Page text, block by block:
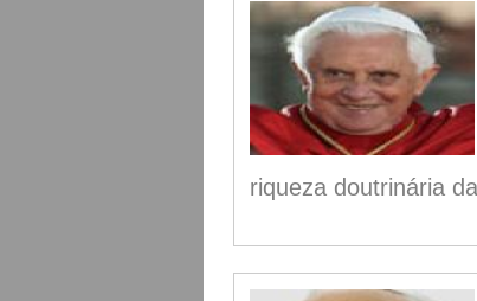
riqueza doutrinária